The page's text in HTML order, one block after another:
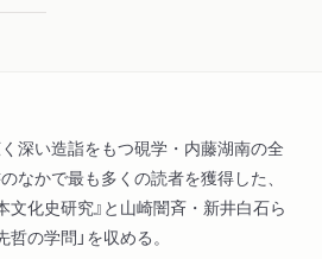
深い造詣をもつ硯学・内藤湖南の全
なかで最も多くの読者を獲得した、
文化史研究』と山崎闇斉・新井白石ら
の学問」を収める。